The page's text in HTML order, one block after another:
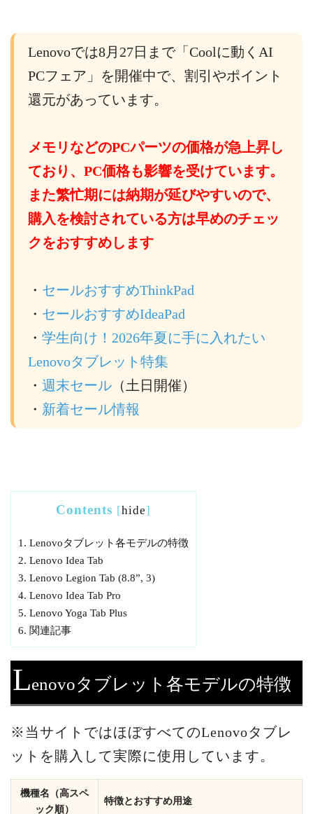
Lenovoでは8月27日まで「Coolに動くAI
PCフェア」を開催中で、割引やポイント
還元があっています。
メモリなどのPCパーツの価格が急上昇し
ており、PC価格も影響を受けています。
また繁忙期には納期が延びやすいので、
購入を検討されている方は早めのチェッ
クをおすすめします
・ セールおすすめThinkPad
・ セールおすすめIdeaPad
・ 学生向け！2026年夏に手に入れたい
Lenovoタブレット特集
・ 週末セール （土日開催）
・ 新着セール情報
Contents [hide]
1. Lenovoタブレット各モデルの特徴
2. Lenovo Idea Tab
3. Lenovo Legion Tab (8.8”, 3)
4. Lenovo Idea Tab Pro
5. Lenovo Yoga Tab Plus
6. 関連記事
Lenovoタブレット各モデルの特徴
※当サイトではほぼすべてのLenovoタブレ
ットを購入して実際に使用しています。
機種名（高スペ
ック順）
特徴とおすすめ用途